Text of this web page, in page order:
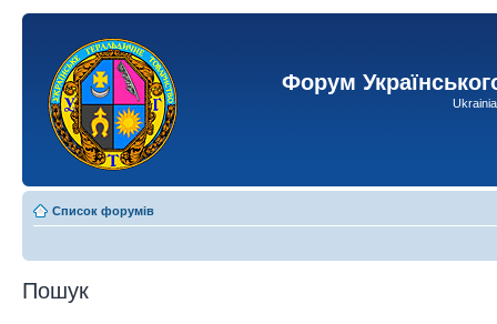
Форум
Список форумів
Пошук